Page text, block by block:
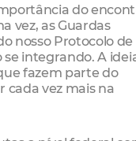
do
vez, as Guardas
nosso Protocolo de
integrando. A
fazem parte do
cada vez mais na